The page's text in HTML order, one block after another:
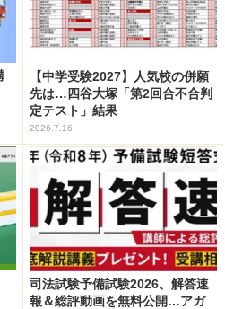
【中学受験2027】人気校の併願
先は…四谷大塚「第2回合不合判
定テスト」結果
2026.7.16
司法試験予備試験2026、解答速
報＆総評動画を無料公開…アガ